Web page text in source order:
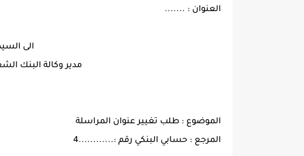
العنوان : .......
الى
مدير وكالة البنك
الموضوع : طلب تغيير عنوان المراسلة
المرجع : حسابي البنكي رقم :............4